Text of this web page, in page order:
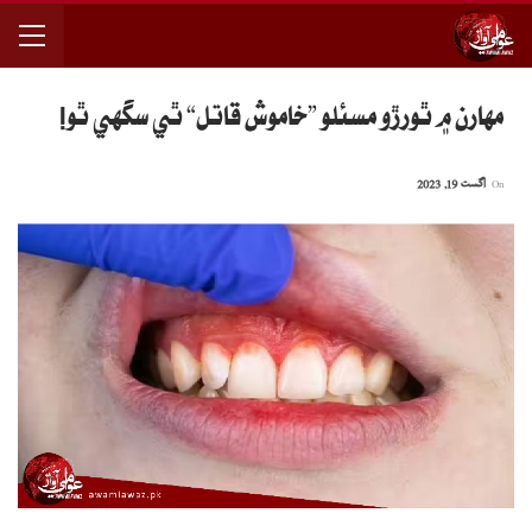
مهارن ۾ ٿورڙو مسئلو ”خاموش قاتل“ ٿي سگهي ٿو!
اگست 19, 2023